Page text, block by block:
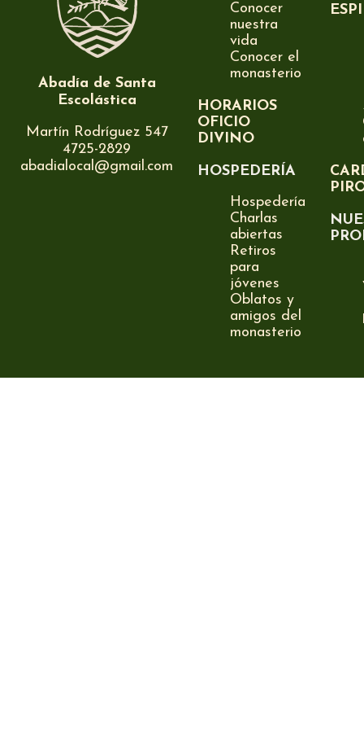
Abadía de Santa
Escolástica
Martín Rodríguez 547
4725-2829
abadialocal@gmail.com
Conocer
nuestra
vida
Conocer el
monasterio
HORARIOS
OFICIO
DIVINO
HOSPEDERÍA
Hospedería
Charlas
abiertas
Retiros
para
jóvenes
Oblatos y
amigos del
monasterio